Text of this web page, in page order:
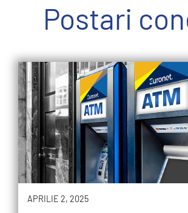
Postari
APRILIE 2, 2025